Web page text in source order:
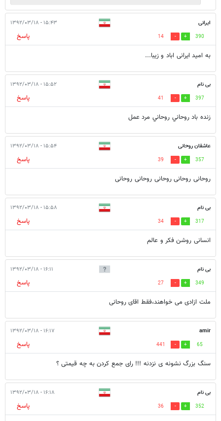
ایرانی ۱۵:۴۳ - ۱۳۹۲/۰۳/۱۸
390
14
پاسخ
به امید ایرانی اباد و زیبا...
بی نام ۱۵:۵۲ - ۱۳۹۲/۰۳/۱۸
397
41
پاسخ
زنده باد روحاني روحاني مرد عمل
عاشقان روحانی ۱۵:۵۴ - ۱۳۹۲/۰۳/۱۸
357
39
پاسخ
روحانی روحانی روحانی روحانی روحانی
بی نام ۱۵:۵۸ - ۱۳۹۲/۰۳/۱۸
317
34
پاسخ
انسانی روشن فکر و عالم
بی نام ۱۶:۱۱ - ۱۳۹۲/۰۳/۱۸
349
27
پاسخ
ملت ازادی می خواهند،فقط اقای روحانی
amir ۱۶:۱۷ - ۱۳۹۲/۰۳/۱۸
65
441
پاسخ
سنگ بزرگ نشونه ی نزدنه !!! رای جمع کردن به چه قیمتی ؟
بی نام ۱۶:۱۸ - ۱۳۹۲/۰۳/۱۸
352
36
پاسخ